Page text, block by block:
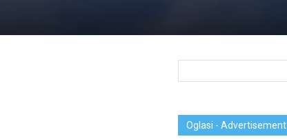
Oglasi - Advertisement